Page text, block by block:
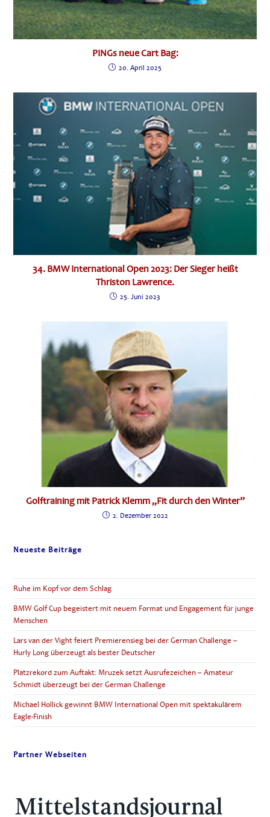
PINGs neue Cart Bag:
20. April 2025
34. BMW International Open 2023: Der Sieger heißt
Thriston Lawrence.
25. Juni 2023
Golftraining mit Patrick Klemm „Fit durch den Winter”
2. Dezember 2022
Neueste Beiträge
Ruhe im Kopf vor dem Schlag
BMW Golf Cup begeistert mit neuem Format und Engagement für junge
Menschen
Lars van der Vight feiert Premierensieg bei der German Challenge –
Hurly Long überzeugt als bester Deutscher
Platzrekord zum Auftakt: Mruzek setzt Ausrufezeichen – Amateur
Schmidt überzeugt bei der German Challenge
Michael Hollick gewinnt BMW International Open mit spektakulärem
Eagle-Finish
Partner Webseiten